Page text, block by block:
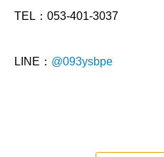
TEL：053-401-3037
LINE： @093ysbpe